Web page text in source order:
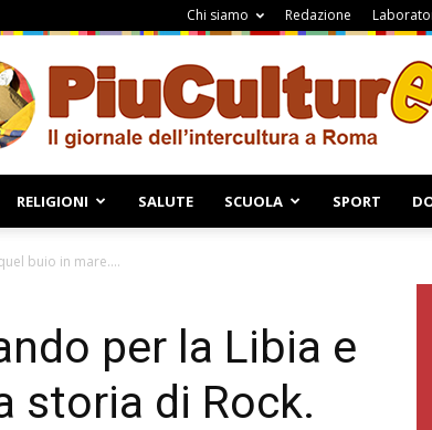
Chi siamo Redazione
RELIGIONI SALUTE SCUOLA SPORT
buio in mare....
per la Libia e
storia di Rock.